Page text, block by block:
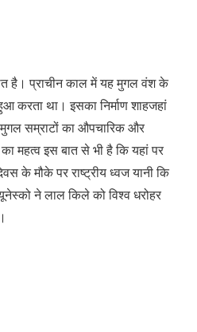
है। प्राचीन काल में यह मुगल वंश के
करता था। इसका निर्माण शाहजहां
मुगल सम्राटों का औपचारिक और
महत्व इस बात से भी है कि यहां पर
के मौके पर राष्ट्रीय ध्वज यानी कि
ने लाल किले को विश्व धरोहर